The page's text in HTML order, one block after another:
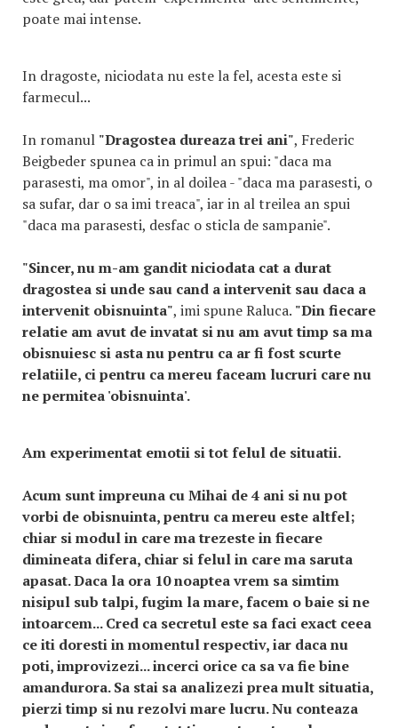
poate mai intense.
In dragoste, niciodata nu este la fel, acesta este si
farmecul...
In romanul "Dragostea dureaza trei ani", Frederic
Beigbeder spunea ca in primul an spui: "daca ma
parasesti, ma omor", in al doilea - "daca ma parasesti, o
sa sufar, dar o sa imi treaca", iar in al treilea an spui
"daca ma parasesti, desfac o sticla de sampanie".
"Sincer, nu m-am gandit niciodata cat a durat
dragostea si unde sau cand a intervenit sau daca a
intervenit obisnuinta", imi spune Raluca. "Din fiecare
relatie am avut de invatat si nu am avut timp sa ma
obisnuiesc si asta nu pentru ca ar fi fost scurte
relatiile, ci pentru ca mereu faceam lucruri care nu
ne permitea 'obisnuinta'.
Am experimentat emotii si tot felul de situatii.
Acum sunt impreuna cu Mihai de 4 ani si nu pot
vorbi de obisnuinta, pentru ca mereu este altfel;
chiar si modul in care ma trezeste in fiecare
dimineata difera, chiar si felul in care ma saruta
apasat. Daca la ora 10 noaptea vrem sa simtim
nisipul sub talpi, fugim la mare, facem o baie si ne
intoarcem... Cred ca secretul este sa faci exact ceea
ce iti doresti in momentul respectiv, iar daca nu
poti, improvizezi... incerci orice ca sa va fie bine
amandurora. Sa stai sa analizezi prea mult situatia,
pierzi timp si nu rezolvi mare lucru. Nu conteaza